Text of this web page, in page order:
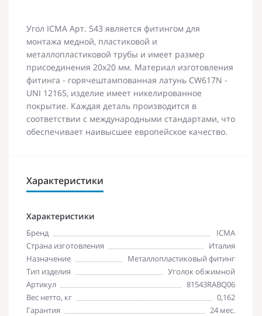
Угол ICMA Арт. 543 является фитингом для
монтажа медной, пластиковой и
металлопластиковой трубы и имеет размер
присоединения 20х20 мм. Материал изготовления
фитинга - горячештампованная латунь CW617N -
UNI 12165, изделие имеет никелированное
покрытие. Каждая деталь производится в
соответствии с международными стандартами, что
обеспечивает наивысшее европейское качество.
Характеристики
Характеристики
Бренд
ICMA
Страна изготовления
Италия
Назначение
Металлопластиковый фитинг
Тип изделия
Уголок обжимной
Артикул
81543RABQ06
Вес нетто, кг
0,162
Гарантия
24 мес.